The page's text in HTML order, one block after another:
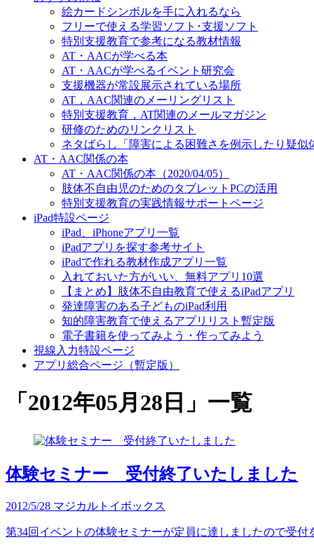
絵カードシンボルを手に入れるなら
フリーで使える学習ソフト･支援ソフト
特別支援教育で参考になる教材情報
AT・AACが学べる本
AT・AACが学べるイベント研究会
支援機器が常設展示されている場所
AT，AAC関連のメーリングリスト
特別支援教育，AT関連のメールマガジン
研修のためのリンクリスト
ネタばらし「障害による困難さを例示したり疑似
AT・AAC関係の本
AT・AAC関係の本（2020/04/05）
肢体不自由児のためのタブレットPCの活用
特別支援教育の実践情報サポートページ
iPad特設ページ
iPad、iPhoneアプリ一覧
iPadアプリを探す参考サイト
iPadで作れる教材作成アプリ一覧
入れておいた方がいい、無料アプリ10選
【まとめ】肢体不自由教育で使えるiPadアプリ
発達障害のある子どものiPad利用
知的障害教育で使えるアプリリスト暫定版
電子書籍を使ってみよう・作ってみよう
視線入力特設ページ
アプリ総合ページ（暫定版）
「 2012年05月28日 」 一覧
体験セミナー 受付終了いたしました
2012/5/28 マジカルトイボックス
第34回イベントの体験セミナーが定員に達しましたので受